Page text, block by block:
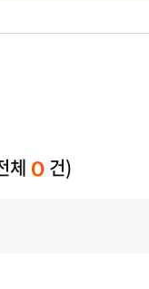
체 0 건)